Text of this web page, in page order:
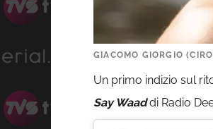
GIACOMO GIORGIO
Un primo indizio sul
Say Waad di Radio